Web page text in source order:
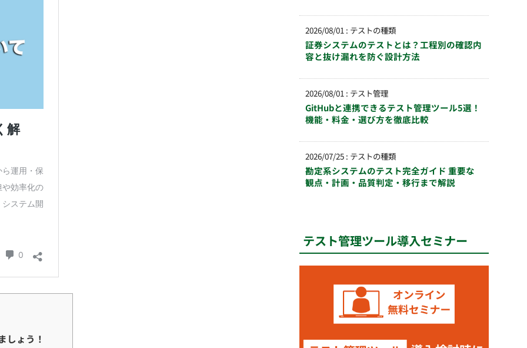
しょう！
2026/08/01 : テストの種類
証券システムのテストとは？工程別の確認内
容と抜け漏れを防ぐ設計方法
2026/08/01 : テスト管理
GitHubと連携できるテスト管理ツール5選！
機能・料金・選び方を徹底比較
2026/07/25: テストの種類
勘定系システムのテスト完全ガイド 重要な
観点・計画・品質判定・移行まで解説
テスト管理ツール導入セミナー